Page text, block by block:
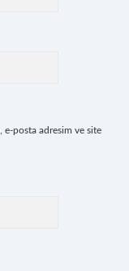
e-posta adresim ve site